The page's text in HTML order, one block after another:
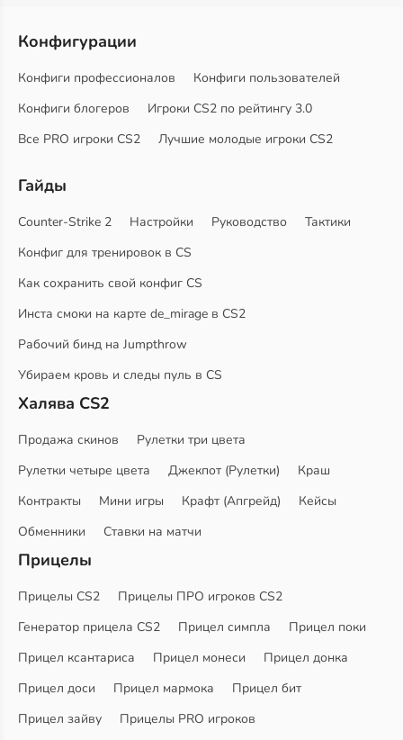
Конфигурации
Конфиги профессионалов
Конфиги пользователей
Конфиги блогеров
Игроки CS2 по рейтингу 3.0
Все PRO игроки CS2
Лучшие молодые игроки CS2
Гайды
Counter-Strike 2 Настройки Руководство
Тактики
Конфиг для тренировок в CS
Как сохранить свой конфиг CS
Инста смоки на карте de_mirage в CS2
Рабочий бинд на Jumpthrow
Убираем кровь и следы пуль в CS
Халява CS2
Продажа скинов
Рулетки три цвета
Рулетки четыре цвета
Джекпот (Рулетки)
Краш
Контракты
Мини игры Крафт (Апгрейд)
Кейсы
Обменники
Ставки на матчи
Прицелы
Прицелы CS2
Прицелы ПРО игроков CS2
Генератор прицела CS2
Прицел симпла
Прицел поки
Прицел ксантариса
Прицел монеси
Прицел донка
Прицел доси
Прицел мармока
Прицел бит
Прицел зайву
Прицелы PRO игроков